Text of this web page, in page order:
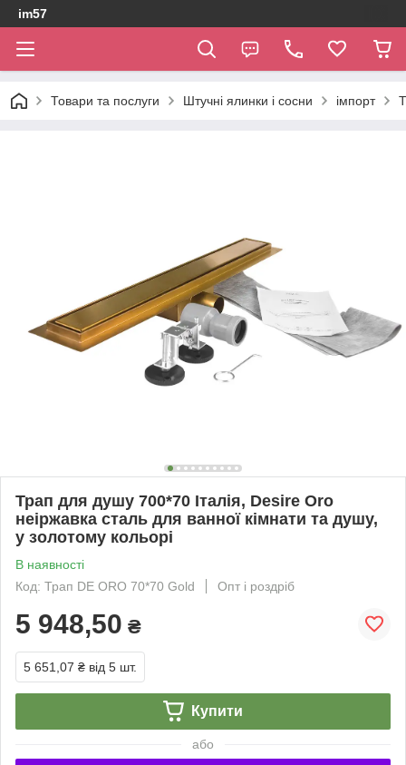
im57
Товари та послуги Штучні ялинки і сосни імпорт
Трап для душу 700*70 Італія, Desire Oro
неіржавка сталь для ванної кімнати та душу,
у золотому кольорі
В наявності
Код: Трап DE ORO 70*70 Gold
Опт і роздріб
5 948,50 ₴
5 651,07 ₴ від 5 шт.
Купити
або